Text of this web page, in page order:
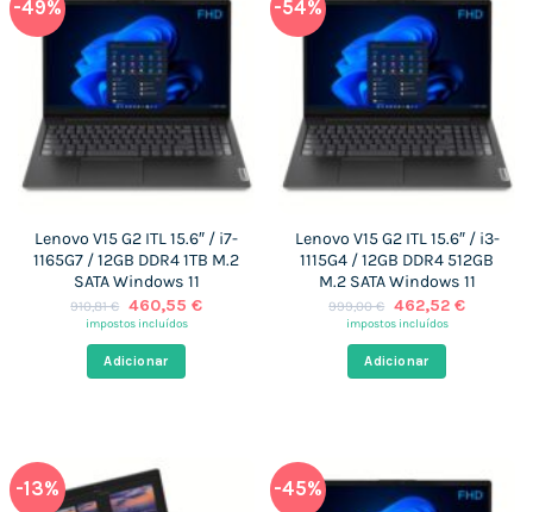
-49%
Lenovo V15 G2 ITL 15.6″ / i7-
1165G7 / 12GB DDR4 1TB M.2
SATA Windows 11
910,81€ O
preço
era:
910,81 €.
460,55 €O
impostos incluídos
Adicionar
-54%
Lenovo V15 G2 ITL 15.6″ / i3-
1115G4 / 12GB DDR4 512GB
M.2 SATA Windows 11
999,00€ O
preço
era:
999,00 €.
462,52 €O
impostos incluídos
Adicionar
-13% -45%